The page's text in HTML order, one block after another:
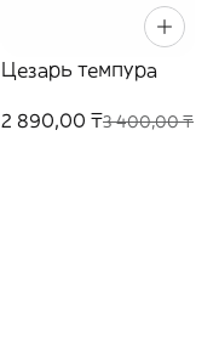
Цезарь темпура
2 890,00 ₸3 400,00 ₸